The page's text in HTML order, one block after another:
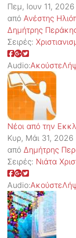
Πεμ, Ιουν 11, 2026
από Ανέστης
Δημήτρης
Σειρές:
Audio:Ακούστε
Νέοι από την
Κυρ, Μάι 31, 2026
από Δημήτρης
Σειρές: Νιάτα
Audio:Ακούστε